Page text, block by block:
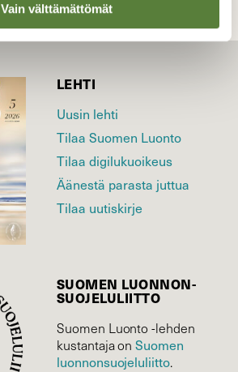
Vain välttämättömät
LEHTI
Uusin lehti
Tilaa Suomen Luonto
Tilaa digilukuoikeus
Äänestä parasta juttua
Tilaa uutiskirje
SUOMEN LUONNON­
SUOJELU­LIITTO
Suomen Luonto -lehden
kustantaja onSuomen
luonnonsuojelu­liitto.